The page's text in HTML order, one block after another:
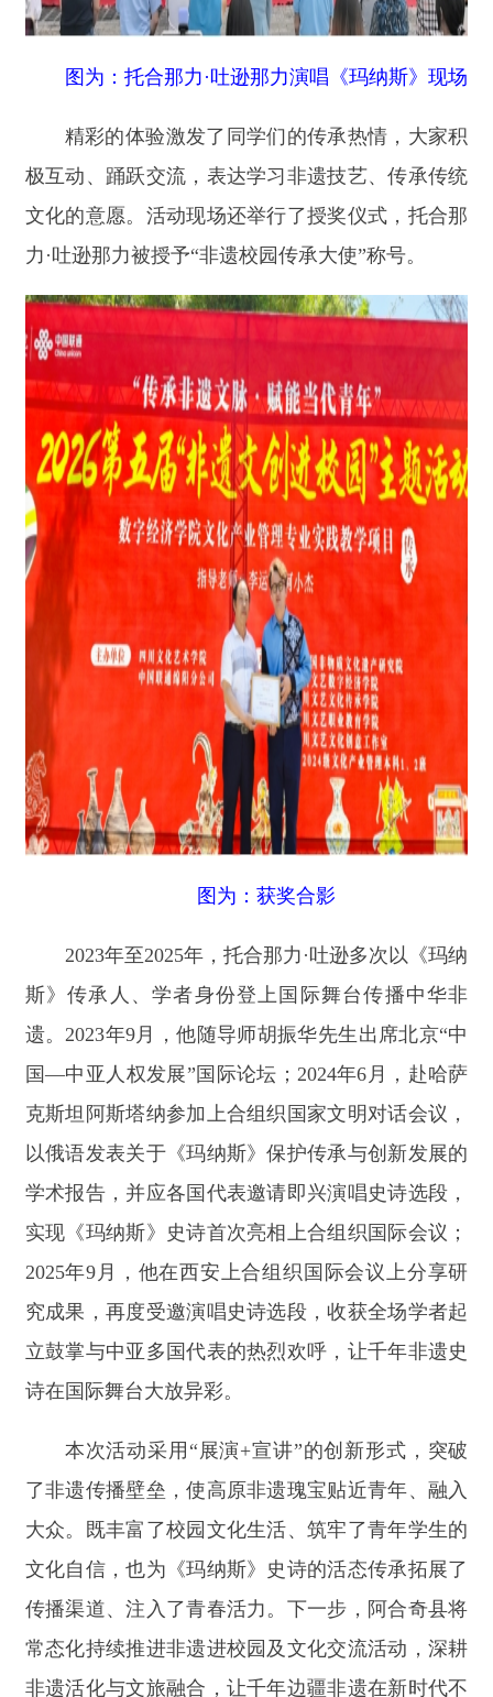
图为：获奖合影
2023年至2025年，托合那力·吐逊多次以《玛纳
斯》传承人、学者身份登上国际舞台传播中华非
遗。2023年9月，他随导师胡振华先生出席北京“中
国—中亚人权发展”国际论坛；2024年6月，赴哈萨
克斯坦阿斯塔纳参加上合组织国家文明对话会议，
以俄语发表关于《玛纳斯》保护传承与创新发展的
学术报告，并应各国代表邀请即兴演唱史诗选段，
实现《玛纳斯》史诗首次亮相上合组织国际会议；
2025年9月，他在西安上合组织国际会议上分享研
立鼓掌与中亚多国代表的热烈欢呼，让千年非遗史
诗在国际舞台大放异彩。
本次活动采用“展演+宣讲”的创新形式，突破
了非遗传播壁垒，使高原非遗瑰宝贴近青年、融入
大众。既丰富了校园文化生活、筑牢了青年学生的
文化自信，也为《玛纳斯》史诗的活态传承拓展了
传播渠道、注入了青春活力。下一步，阿合奇县将
断焕发新生光彩。
责任编辑：拜合提古丽
打印本页 关闭窗口
主办：新疆阿合奇县人民政府办公室
展中心
政府网站标识码：6530230001
新公网安备：65302302000001号
新ICP备16001989号
地 址：阿合奇县南大街 邮 编：843500
法律声明
电话：0908-5623856
政务新媒体矩阵